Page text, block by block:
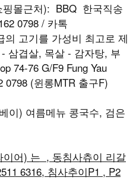
핑몰근처): BBQ 한국직송
0798 / 카톡
의 고기를 가성비 최고로 제
삼겹살, 목살 - 감자탕, 부
74-76 G/F9 Fung Yau
0798 (윈롱MTR 출구F)
이) 여름메뉴 콩국수, 검은
어) 는 , 동침사츄이 리갈
6316, 침사추이P1 , P2